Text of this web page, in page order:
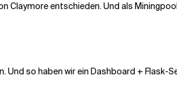
Claymore entschieden. Und als
Und so haben wir ein Dashboard +